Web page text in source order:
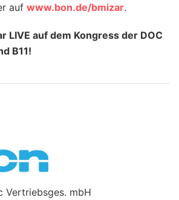
auf www.bon.de/bmizar.
LIVE auf dem Kongress der DOC
B11!
Vertriebsges. mbH